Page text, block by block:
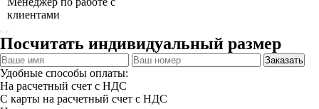
клиентами
Посчитать индивидуальный размер
Заказать
Удобные способы оплаты:
На расчетный счет с НДС
С карты на расчетный счет с НДС